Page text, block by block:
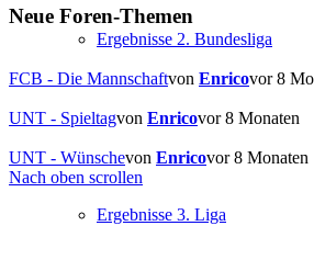
Ergebnisse 2. Bundesliga
Ergebnisse 3. Liga
Neue Foren-Themen
FCB - Die Mannschaftvon Enricovor 8
UNT - Spieltagvon Enricovor 8 Monaten
UNT - Wünschevon Enricovor 8 Monaten
Nach oben scrollen